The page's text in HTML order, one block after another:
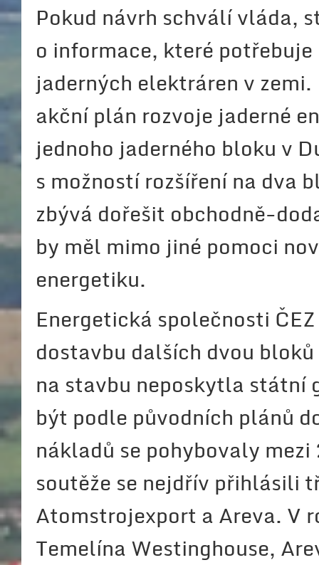
Pokud návrh schválí vláda,
o informace, které
jaderných elektráren v
akční plán rozvoje jaderné
jednoho jaderného bloku v
s možností rozšíření na dva
zbývá dořešit obchodně-
by měl mimo jiné pomoci
energetiku.
Energetická společnosti
dostavbu dalších dvou
na stavbu neposkytla státní
být podle původních plánů
nákladů se pohybovaly
soutěže se nejdřív přihlásili
Atomstrojexport a Areva. V
Temelína Westinghouse,